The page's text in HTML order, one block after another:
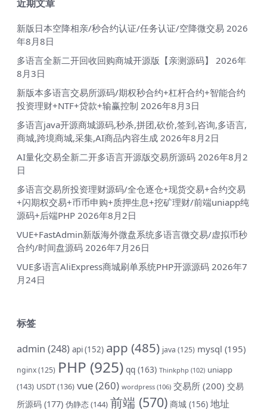
近期文章
新版日本空降相亲/秒合约认证/任务认证/空降微交易 2026
年8月8日
多语言全新二开回收回购商城开源版【亲测源码】
2026年
8月3日
新版本多语言交易所源码/期权秒合约+杠杆合约+智能合约
投资理财+NTF+贷款+输赢控制 2026年8月3日
多语言java开源商城源码,秒杀,拼团,砍价,签到,咨询,多语言,
商城,跨境商城,采集,AI商品内容生成 2026年8月2日
AI量化交易全新二开多语言开源版交易所源码 2026年8月2
日
多语言交易所投资理财源码/全仓逐仓+现货交易+合约交易
+闪期权交易+币币申购+质押生息+挖矿理财/前端uniapp纯
源码+后端PHP 2026年8月2日
VUE+FastAdmin新版海外微盘系统多语言微交易/虚拟币秒
合约/时间盘源码 2026年7月26日
VUE多语言AliExpress商城刷单系统PHP开源源码 2026年7
月24日
标签
admin (248) api(152) app (485) java (125) mysql (195)
nginx(125) PHP (925) qq (163) Thinkphp (102) uniapp
(143) USDT(136) vue(260) wordpress (106) 交易所 (200) 交易
所源码 (177) 伪静态(144) 前端 (570) 商城 (156) 地址